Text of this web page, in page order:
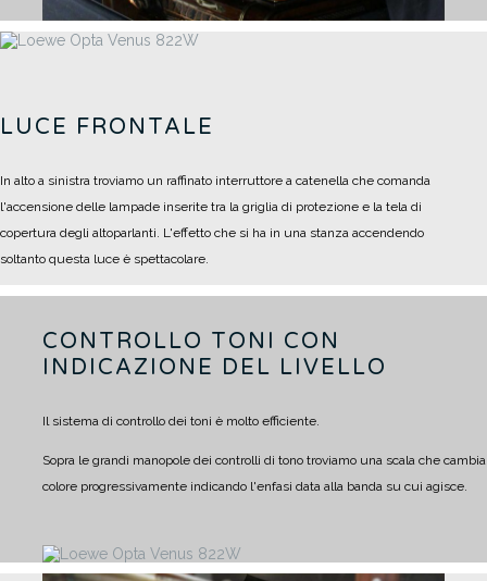
LUCE FRONTALE
In alto a sinistra troviamo un raffinato interruttore a catenella che comanda
l'accensione delle lampade inserite tra la griglia di protezione e la tela di
copertura degli altoparlanti. L'effetto che si ha in una stanza accendendo
soltanto questa luce è spettacolare.
CONTROLLO TONI CON
INDICAZIONE DEL LIVELLO
Il sistema di controllo dei toni è molto efficiente.
Sopra le grandi manopole dei controlli di tono troviamo una scala che cambia
colore progressivamente indicando l'enfasi data alla banda su cui agisce.